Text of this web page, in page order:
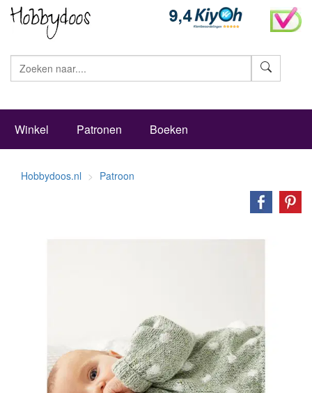
Winkel Patronen Boeken
Hobbydoos.nl Patroon